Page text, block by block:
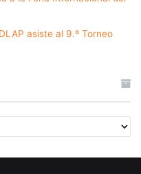
asiste al 9.º Torneo